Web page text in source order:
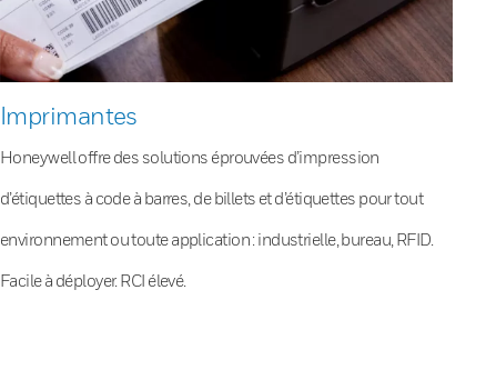
Imprimantes
Honeywell offre des solutions éprouvées d’impression
d’étiquettes à code à barres, de billets et d’étiquettes pour tout
environnement ou toute application : industrielle, bureau, RFID.
Facile à déployer. RCI élevé.